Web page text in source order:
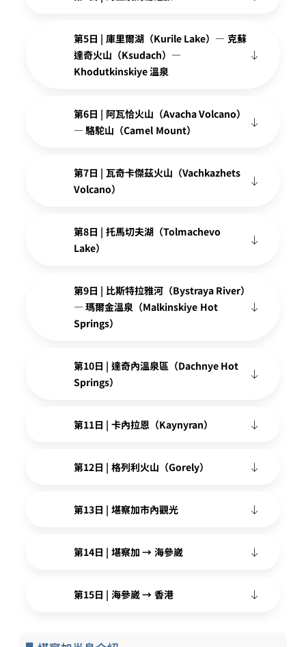
第5日 | 庫里爾湖（Kurile Lake）— 克蘇
達奇火山（Ksudach）—
Khodutkinskiye 溫泉
第6日 | 阿瓦恰火山（Avacha Volcano）
— 駱駝山（Camel Mount）
第7日 | 瓦奇卡傑茲火山（Vachkazhets
Volcano）
第8日 | 托馬切夫湖（Tolmachevo
Lake）
第9日 | 比斯特拉雅河（Bystraya River）
— 瑪爾金溫泉（Malkinskiye Hot
Springs）
第10日 | 達奇內溫泉區（Dachnye Hot
Springs）
第11日 | 卡內拉恩（Kaynyran）
第12日 | 格列利火山（Gorely）
第13日 | 堪察加市內觀光
第14日 | 堪察加 → 海參崴
第15日 | 海參崴 → 香港